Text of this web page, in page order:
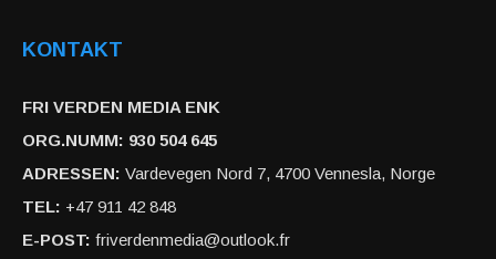
KONTAKT
FRI VERDEN MEDIA ENK
ORG.NUMM: 930 504 645
ADRESSEN: Vardevegen Nord 7, 4700 Vennesla, Norge
TEL: +47 911 42 848
E-POST: friverdenmedia@outlook.fr